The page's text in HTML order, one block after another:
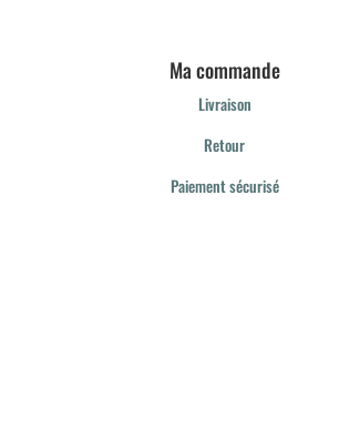
Ma commande
Livraison
Retour
Paiement sécurisé